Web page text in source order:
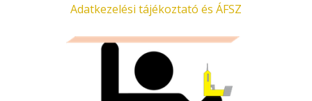
Adatkezelési tájékoztató és ÁFSZ